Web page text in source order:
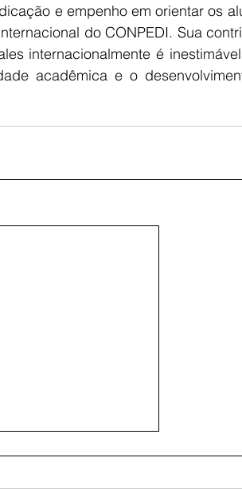
e empenho em orientar os
do CONPEDI. Sua
internacionalmente é
acadêmica e o